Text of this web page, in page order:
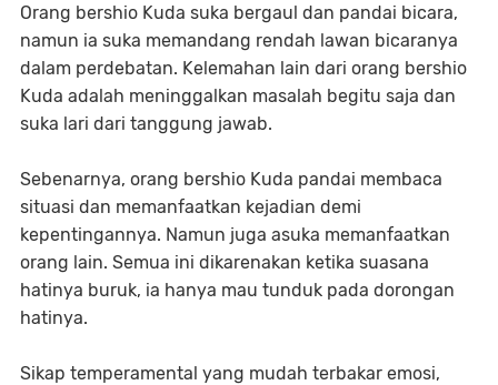
Orang bershio Kuda suka bergaul dan pandai bicara,
namun ia suka memandang rendah lawan bicaranya
dalam perdebatan. Kelemahan lain dari orang bershio
Kuda adalah meninggalkan masalah begitu saja dan
suka lari dari tanggung jawab.
Sebenarnya, orang bershio Kuda pandai membaca
situasi dan memanfaatkan kejadian demi
kepentingannya. Namun juga asuka memanfaatkan
orang lain. Semua ini dikarenakan ketika suasana
hatinya buruk, ia hanya mau tunduk pada dorongan
hatinya.
Sikap temperamental yang mudah terbakar emosi,